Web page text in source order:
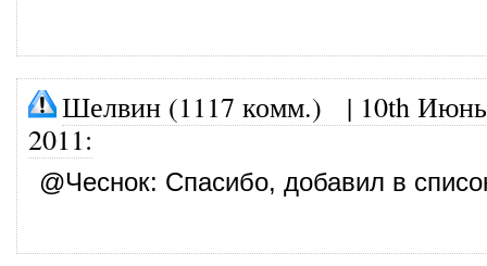
Шелвин (1117 комм.) | 10th
2011:
@Чеснок: Спасибо, добавил в